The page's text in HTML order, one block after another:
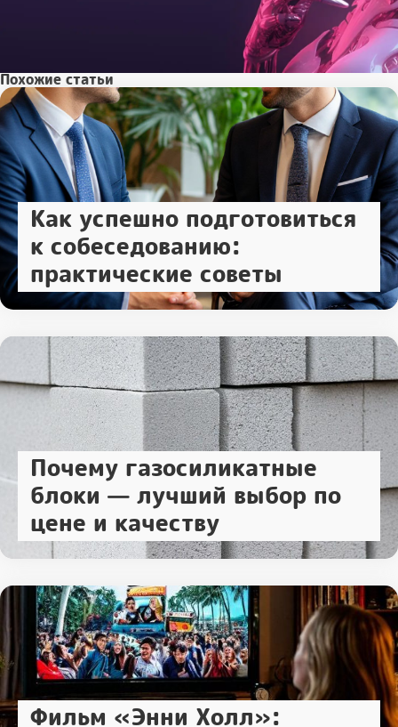
Похожие статьи
Как успешно подготовиться
к собеседованию:
практические советы
Почему газосиликатные
блоки — лучший выбор по
цене и качеству
Фильм «Энни Холл»: